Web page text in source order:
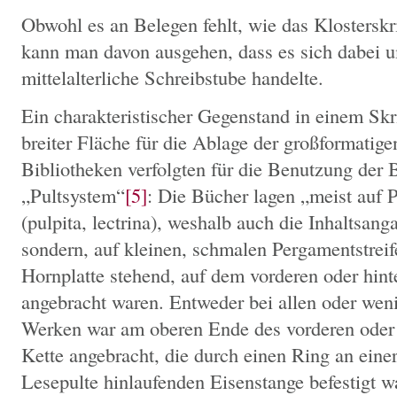
Obwohl es an Belegen fehlt, wie das
kann man davon ausgehen, dass es sich dabei
mittelalterliche Schreibstube handelte.
Ein charakteristischer Gegenstand in einem
breiter Fläche für die Ablage der
Bibliotheken verfolgten für die Benutzung der
„Pultsystem“[5]: Die Bücher lagen „meist auf
(pulpita, lectrina), weshalb auch die
sondern, auf kleinen, schmalen
Hornplatte stehend, auf dem vorderen oder
angebracht waren. Entweder bei allen oder
Werken war am oberen Ende des vorderen
Kette angebracht, die durch einen Ring an
Lesepulte hinlaufenden Eisenstange befestigt